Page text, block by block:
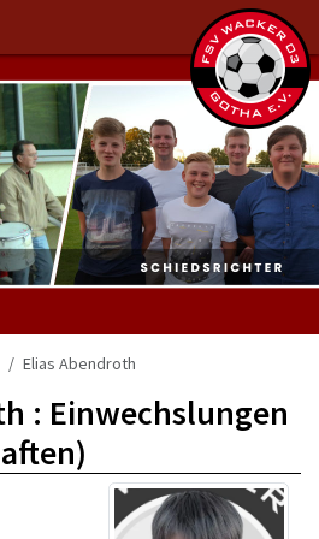
Elias Abendroth
: Einwechslungen